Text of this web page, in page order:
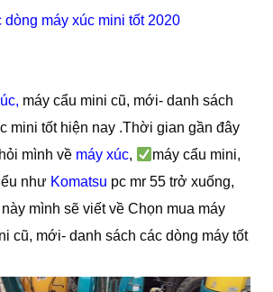
máy xúc mini tốt 2020
máy cẩu mini cũ, mới- danh sách
mini tốt hiện nay .Thời gian gần đây
mình về máy xúc,
máy cẩu mini,
như Komatsu pc mr 55 trở xuống,
mình sẽ viết về Chọn mua máy
cũ, mới- danh sách các dòng máy tốt